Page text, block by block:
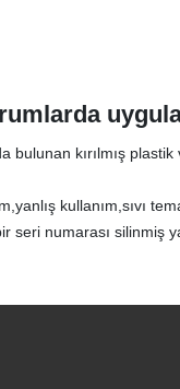
bulunan kırılmış
kullanım,sıvı
seri numarası silinmiş